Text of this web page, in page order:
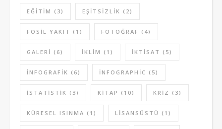
EĞITIM (3) EŞITSIZLIK (2)
FOSIL YAKIT (1) FOTOĞRAF (4)
GALERI (6) IKLIM (1) IKTISAT (5)
INFOGRAFIK (6) INFOGRAPHIC (5)
ISTATISTIK (3) KITAP (10) KRIZ (3)
KÜRESEL ISINMA (1) LISANSÜSTÜ (1)